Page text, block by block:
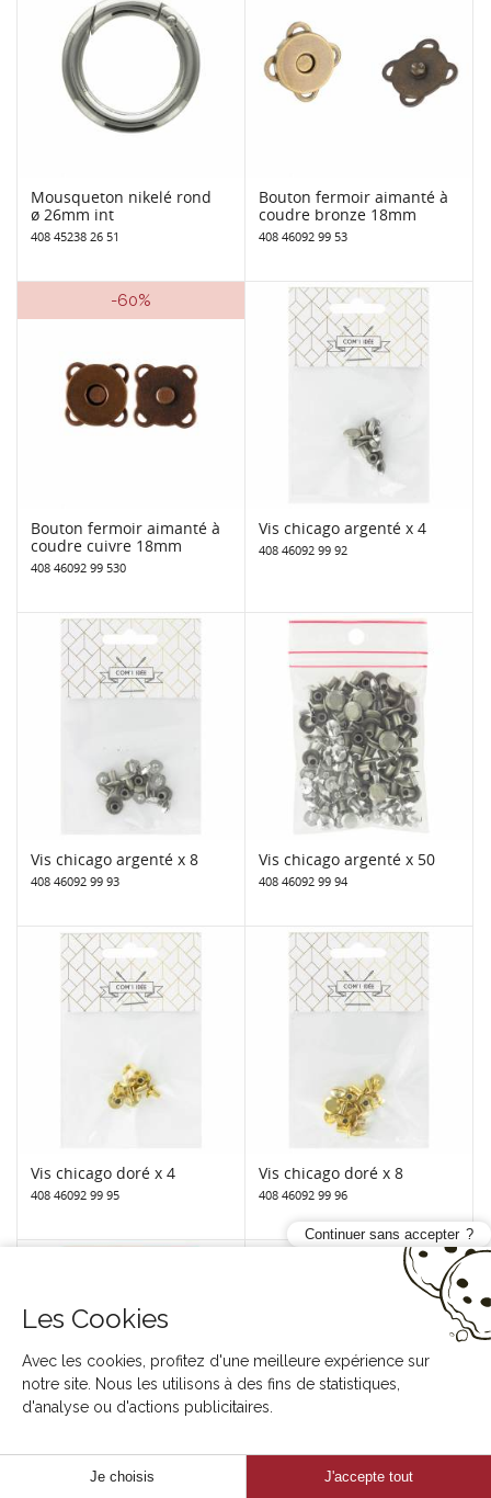
Mousqueton nikelé rond
ø 26mm int
408 45238 26 51
Bouton fermoir aimanté à
coudre bronze 18mm
408 46092 99 53
-60%
Bouton fermoir aimanté à
coudre cuivre 18mm
408 46092 99 530
Vis chicago argenté x 4
408 46092 99 92
Vis chicago argenté x 8
408 46092 99 93
Vis chicago argenté x 50
408 46092 99 94
Vis chicago doré x 4
408 46092 99 95
Vis chicago doré x 8
408 46092 99 96
Vis chicago doré x 50
Anneau avec vis chicago
Continuer sans accepter
Les Cookies
Avec les cookies, profitez d'une meilleure expérience sur
notre site. Nous les utilisons à des fins de statistiques,
d'analyse ou d'actions publicitaires.
Je choisis J'accepte tout